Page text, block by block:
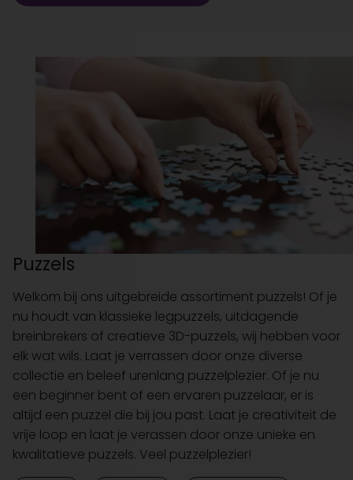
Puzzels
Welkom bij ons uitgebreide assortiment puzzels! Of je
nu houdt van klassieke legpuzzels, uitdagende
breinbrekers of creatieve 3D-puzzels, wij hebben voor
elk wat wils. Laat je verrassen door onze diverse
collectie en beleef urenlang puzzelplezier. Of je nu
een beginner bent of een ervaren puzzelaar, er is
altijd een puzzel die bij jou past. Laat je creativiteit de
vrije loop en laat je verassen door onze unieke en
kwalitatieve puzzels. Veel puzzelplezier!